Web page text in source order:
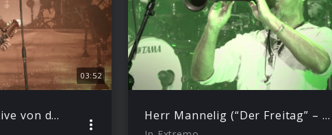
03:52
Liam (“Der Freitag” – Live von der Loreley Freilichtbühne) Herr Mannelig (“Der Freitag” – Live von der Loreley Freilichtbühne)